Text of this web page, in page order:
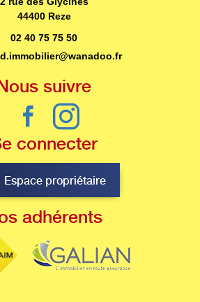
44400 Reze
02 40 75 75 50
Nous suivre
Se connecter
Espace propriétaire
adhérents